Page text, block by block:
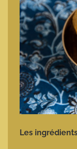
Les